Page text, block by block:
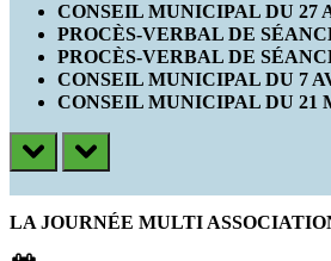
CONSEIL MUNICIPAL DU 27
PROCÈS-VERBAL DE
PROCÈS-VERBAL DE
CONSEIL MUNICIPAL DU 7
CONSEIL MUNICIPAL DU 21
prev next
LA JOURNÉE MULTI